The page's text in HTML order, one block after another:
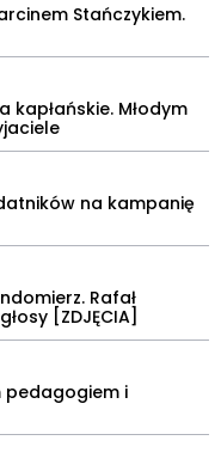
Stańczykiem.
kapłańskie. Młodym
na kampanię
Rafał
[ZDJĘCIA]
pedagogiem i